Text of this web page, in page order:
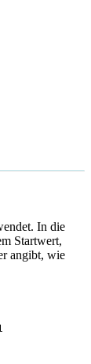
In die
Startwert,
angibt, wie